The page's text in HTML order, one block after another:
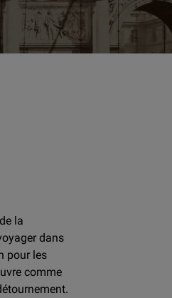
la
dans
pour les
comme